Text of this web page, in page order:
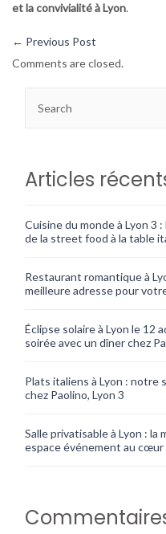
et la convivialité à Lyon.
← Previous Post
Comments are closed.
Articles
Cuisine du monde à Lyon 3
de la street food à la table
Restaurant romantique à
meilleure adresse pour
Éclipse solaire à Lyon le 12
soirée avec un dîner chez
Plats italiens à Lyon : notre
chez Paolino, Lyon 3
Salle privatisable à Lyon : la
espace événement au cœur